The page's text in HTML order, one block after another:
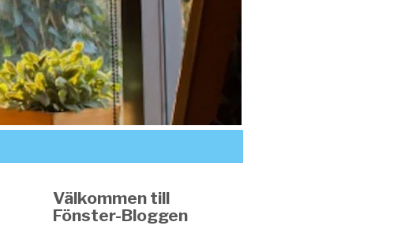
Välkommen till
Fönster-Bloggen